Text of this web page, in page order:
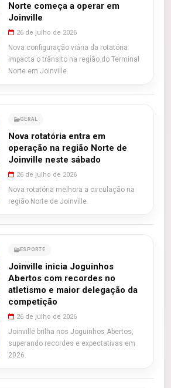
Norte começa a operar em
Joinville
26 de julho de 2026
Nova configuração viária da rotatória
impacta o trânsito na região do Terminal
Norte em Joinville.
GERAL
Nova rotatória entra em
operação na região Norte de
Joinville neste sábado
26 de julho de 2026
Nova rotatória melhora a circulação na
região Norte de Joinville.
ESPORTE
Joinville inicia Joguinhos
Abertos com recordes no
atletismo e maior delegação da
competição
26 de julho de 2026
Joinville brilha nos Joguinhos Abertos,
superando recordes e expectativas em
2026.